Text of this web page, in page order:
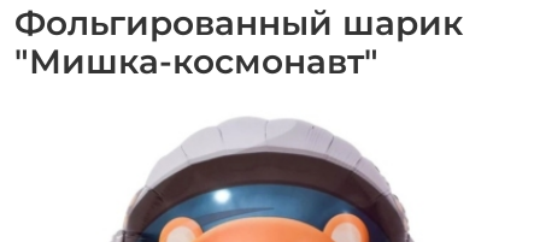
Фольгированный шарик
"Мишка-космонавт"